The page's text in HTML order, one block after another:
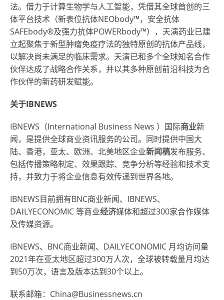
法。借力于计算生物学与人工智能，凭借其全球首创的三
体平台技术（新表位抗体NEObody™，安全抗体
SAFEbody®及强力抗体POWERbody™），天演药业已建
立起聚焦于新型肿瘤免疫疗法的独特原创的抗体产品线，
以解决尚未满足的临床需求。天演已和多个全球知名合作
伙伴达成了战略合作关系，并以其多种原创前沿科技为合
作伙伴的新药研发赋能。
关于IBNEWS
IBNEWS（International Business News ）国际商业新
闻，是提供全球商业资讯服务的公司。同时提供中国大
陆、香港，亚太、欧洲、北美地区企业新闻稿发布服务、
包括传播策略制定、效果跟踪、竞争分析等经验和技术支
持，并致力于将企业信息有效传递到世界各地。
IBNEWS目前拥有BNC商业新闻、IBNEWS、
DAILYECONOMIC 等商业经济媒体和超过300家合作媒体
及传媒资源。
IBNEWS、BNC商业新闻、DAILYECONOMIC 月均访问量
2021年在亚太地区超过300万人次，全球被转载量月均达
到50万次，语言及版本达到30个以上。
联系邮箱：China@Businessnews.cn